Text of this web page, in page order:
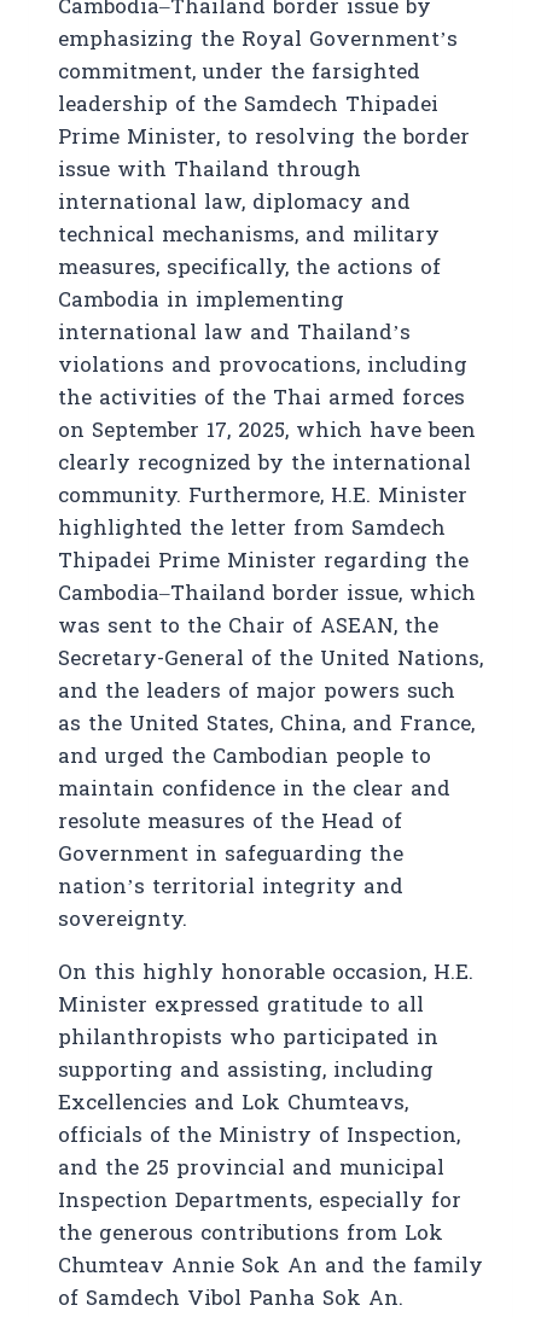
Cambodia–Thailand border issue by
emphasizing the Royal Government’s
commitment, under the farsighted
leadership of the Samdech Thipadei
Prime Minister, to resolving the border
issue with Thailand through
international law, diplomacy and
technical mechanisms, and military
measures, specifically, the actions of
Cambodia in implementing
international law and Thailand’s
violations and provocations, including
the activities of the Thai armed forces
on September 17, 2025, which have been
clearly recognized by the international
community. Furthermore, H.E. Minister
highlighted the letter from Samdech
Thipadei Prime Minister regarding the
Cambodia–Thailand border issue, which
was sent to the Chair of ASEAN, the
Secretary-General of the United Nations,
and the leaders of major powers such
as the United States, China, and France,
and urged the Cambodian people to
maintain confidence in the clear and
resolute measures of the Head of
Government in safeguarding the
nation’s territorial integrity and
sovereignty.
On this highly honorable occasion, H.E.
Minister expressed gratitude to all
philanthropists who participated in
supporting and assisting, including
Excellencies and Lok Chumteavs,
officials of the Ministry of Inspection,
and the 25 provincial and municipal
Inspection Departments, especially for
the generous contributions from Lok
Chumteav Annie Sok An and the family
of Samdech Vibol Panha Sok An.